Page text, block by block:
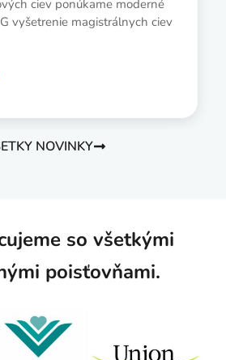
ciev ponúkame moderné
vyšetrenie magistrálnych ciev
NOVINKY
so všetkými
poisťovňami.